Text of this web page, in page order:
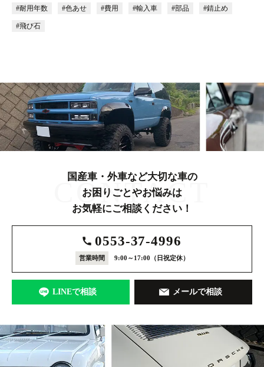
#耐用年数 #色あせ #費用 #輸入車 #部品 #錆止め
#飛び石
CONTACT
国産車・外車など大切な車の
お困りごとやお悩みは
お気軽にご相談ください！
0553-37-4996
営業時間 9:00～17:00 （日祝定休）
LINEで相談 メールで相談